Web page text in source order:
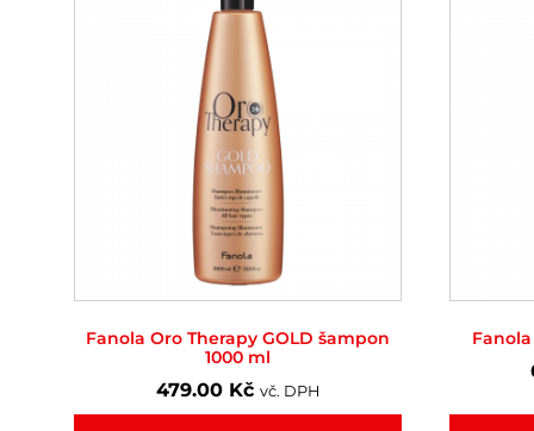
Fanola Oro Therapy GOLD šampon
1000 ml
479.00 Kč vč. DPH